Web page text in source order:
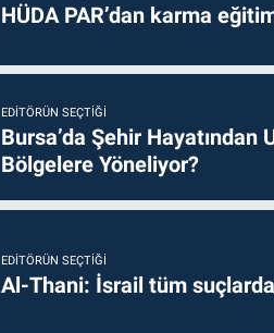
HÜDA PAR’dan karma
EDITÖRÜN SEÇTIĞI
Bursa’da Şehir
Bölgelere Yöneliyor?
EDITÖRÜN SEÇTIĞI
Al-Thani: İsrail tüm